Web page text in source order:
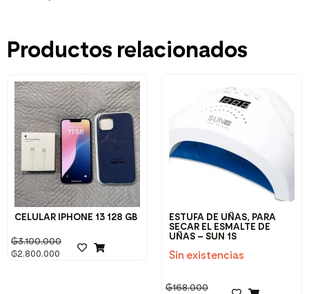
Productos relacionados
CELULAR IPHONE 13 128 GB
₲3.100.000
₲2.800.000
ESTUFA DE UÑAS, PARA
SECAR EL ESMALTE DE
UÑAS – SUN 1S
Sin existencias
₲168.000